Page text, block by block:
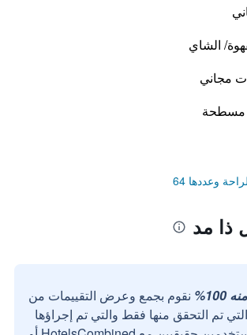
الشاي
مجاني
مسطحة
وعددها 64
ذا مد
نقوم بجمع وعرض التقييمات من
تم التحقق منها فقط والتي تم إجراؤها